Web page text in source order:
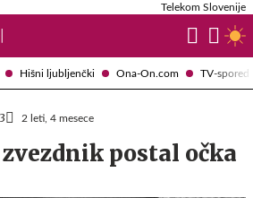
Hišni ljubljenčki Ona-On.com TV-spored
Telekom Slovenije
2 leti, 4 mesece
postal očka